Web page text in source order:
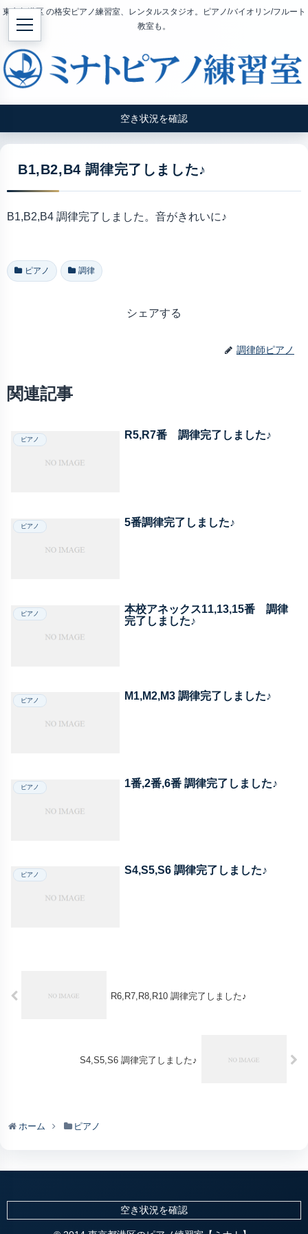
東京都港区 の格安ピアノ練習室、レンタルスタジオ。ピアノ/バイオリン/フルート
教室も。
空き状況を確認
B1,B2,B4 調律完了しました♪
B1,B2,B4 調律完了しました。音がきれいに♪
ピアノ 調律
シェアする
調律師ピアノ
関連記事
ピアノ R5,R7番 調律完了しました♪
ピアノ 5番調律完了しました♪
ピアノ
本校アネックス11,13,15番 調律
完了しました♪
ピアノ M1,M2,M3 調律完了しました♪
ピアノ 1番,2番,6番 調律完了しました♪
ピアノ S4,S5,S6 調律完了しました♪
R6,R7,R8,R10 調律完了しました♪
S4,S5,S6 調律完了しました♪
ホーム ピアノ
空き状況を確認